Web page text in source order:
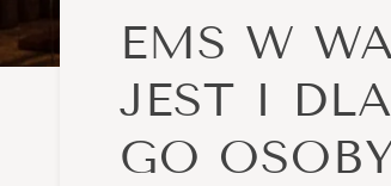
EMS W
JEST I
GO